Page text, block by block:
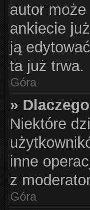
autor
ankiecie
ją
ta już trwa.
Góra
»
Niektóre
inne
z
Góra